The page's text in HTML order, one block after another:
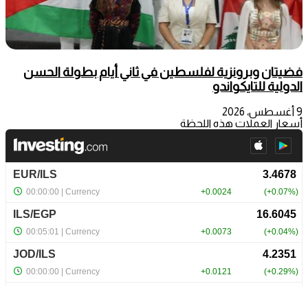
فضيتان وبرونزية لفلسطين في ثاني أيام بطولة الحسن
الدولية للتايكواندو
9 أغسطس، 2026
أسعار العملات هذه اللحظة